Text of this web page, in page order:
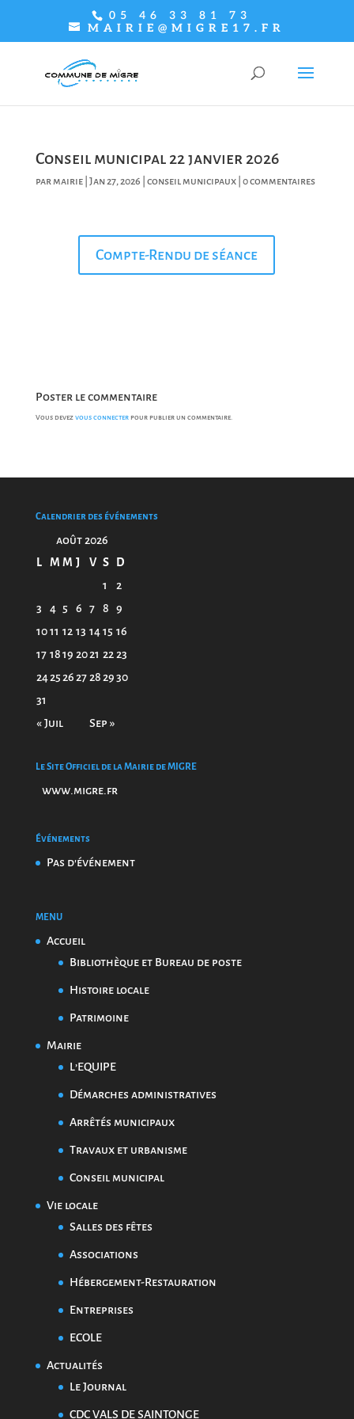
05 46 33 81 73
MAIRIE@MIGRE17.FR
Conseil municipal 22 janvier 2026
parmairie| Jan 27, 2026 conseil municipaux| 0 commentaires
Compte-Rendu de séance
Poster le commentaire
Vous devez vous connecterpour publier un commentaire.
Calendrier des événements
août 2026
L
M M J V S
D
1
2
3
4 5 6 7 8
9
10 11 12 13 14 15 16
17 1819 20 21 22 23
24 25 26 27 28 2930
31
« Juil
Sep »
Le Site Officiel de la Mairie de MIGRE
www.migre.fr
Événements
Pas d'événement
MENU
Accueil
Bibliothèque et Bureau de poste
Histoire locale
Patrimoine
Mairie
L’EQUIPE
Démarches administratives
Arrêtés municipaux
Travaux et urbanisme
Conseil municipal
Vie locale
Salles des fêtes
Associations
Hébergement-Restauration
Entreprises
ECOLE
Actualités
Le Journal
CDC VALS DE SAINTONGE